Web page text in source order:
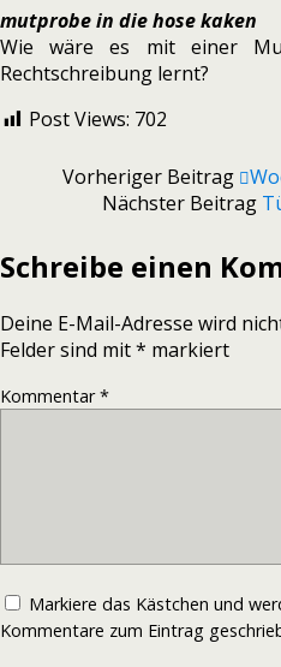
mutprobe in die hose kaken
Wie wäre es mit einer
Rechtschreibung lernt?
Post Views: 702
Vorheriger Beitrag
Nächster Beitrag
Schreibe einen
Deine E-Mail-Adresse wird
Felder sind mit* markiert
Kommentar*
Markiere das Kästchen und
Kommentare zum Eintrag